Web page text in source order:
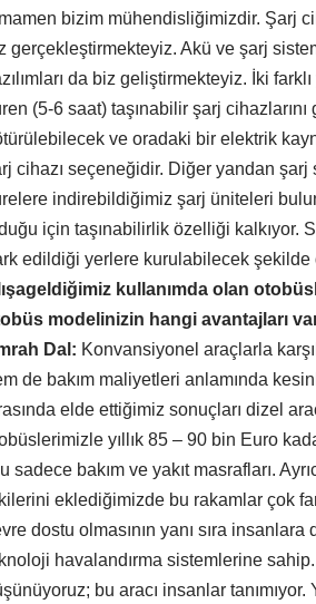
bizim mühendisliğimizdir. Şarj
gerçekleştirmekteyiz. Akü ve şarj
da biz geliştirmekteyiz. İki
(5-6 saat) taşınabilir şarj
ve oradaki bir elektrik
cihazı seçeneğidir. Diğer yandan şarj
indirebildiğimiz şarj üniteleri
için taşınabilirlik özelliği kalkıyor.
edildiği yerlere kurulabilecek şekilde
kullanımda olan
modelinizin hangi avantajları
Dal: Konvansiyonel araçlarla
de bakım maliyetleri anlamında
elde ettiğimiz sonuçları dizel
yıllık 85 – 90 bin Euro
sadece bakım ve yakıt masrafları.
eklediğimizde bu rakamlar çok
dostu olmasının yanı sıra
havalandırma sistemlerine
bu aracı insanlar